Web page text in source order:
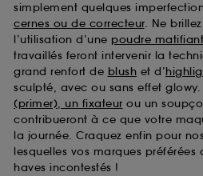
simplement quelques
cernes ou de correcteur. Ne
l’utilisation d’une poudre
travaillés feront intervenir la
grand renfort de blush et d’
sculpté, avec ou sans effet glowy.
(primer), un fixateur ou un
contribueront à ce que votre
la journée. Craquez enfin pour nos
lesquelles vos marques
haves incontestés !